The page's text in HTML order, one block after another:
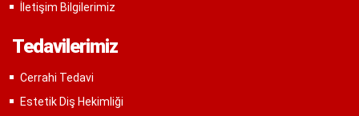
İletişim Bilgilerimiz
Tedavilerimiz
Cerrahi Tedavi
Estetik Diş Hekimliği